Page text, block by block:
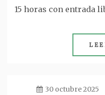
15 horas con entrada
30 octubre 2025